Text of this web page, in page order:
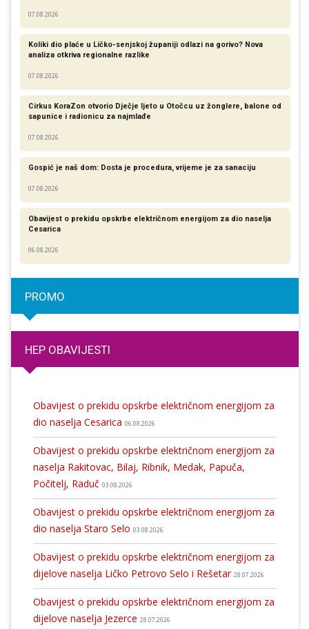
07.08.2026
Koliki dio plaće u Ličko-senjskoj županiji odlazi na gorivo? Nova
analiza otkriva regionalne razlike​
07.08.2026
Cirkus KoraZon otvorio Dječje ljeto u Otočcu uz žonglere, balone od
sapunice i radionicu za najmlađe
07.08.2026
Gospić je naš dom: Dosta je procedura, vrijeme je za sanaciju
07.08.2026
Obavijest o prekidu opskrbe električnom energijom za dio naselja
Cesarica
06.08.2026
PROMO
HEP OBAVIJESTI
Obavijest o prekidu opskrbe električnom energijom za
dio naselja Cesarica 06.08.2026
Obavijest o prekidu opskrbe električnom energijom za
naselja Rakitovac, Bilaj, Ribnik, Medak, Papuča,
Počitelj, Raduč 03.08.2026
Obavijest o prekidu opskrbe električnom energijom za
dio naselja Staro Selo 03.08.2026
Obavijest o prekidu opskrbe električnom energijom za
dijelove naselja Ličko Petrovo Selo i Rešetar 28.07.2026
Obavijest o prekidu opskrbe električnom energijom za
dijelove naselja Jezerce 28.07.2026